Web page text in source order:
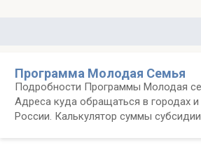
Программа Молодая Семья
Подробности Программы Молодая
Адреса куда обращаться в городах и
России. Калькулятор суммы субсидии